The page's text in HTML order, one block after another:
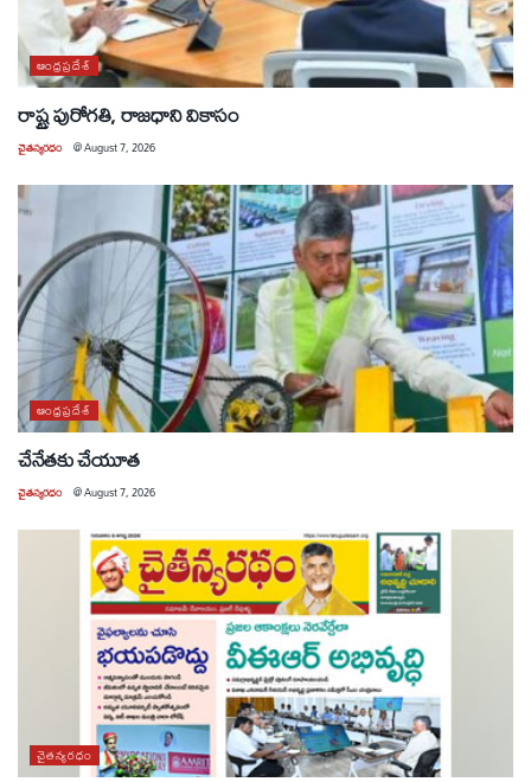
ఆంధ్రప్రదేశ్
రాష్ట్ర పురోగతి, రాజధాని వికాసం
చైతన్యరధం @August 7, 2026
ఆంధ్రప్రదేశ్
చేనేతకు చేయూత
చైతన్యరధం @August 7, 2026
చైతన్యరధం